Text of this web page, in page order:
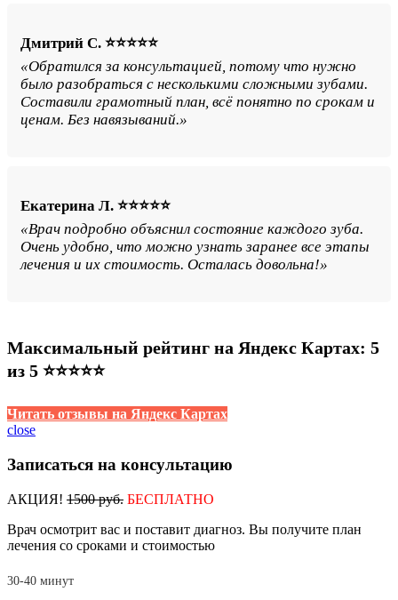
Дмитрий С. ⭐⭐⭐⭐⭐
«Обратился за консультацией, потому что нужно
было разобраться с несколькими сложными зубами.
Составили грамотный план, всё понятно по срокам и
ценам. Без навязываний.»
Екатерина Л. ⭐⭐⭐⭐⭐
«Врач подробно объяснил состояние каждого зуба.
Очень удобно, что можно узнать заранее все этапы
лечения и их стоимость. Осталась довольна!»
Максимальный рейтинг на Яндекс Картах: 5
из 5 ⭐⭐⭐⭐⭐
Читать отзывы на Яндекс Картах
close
Записаться на консультацию
АКЦИЯ! 1500 руб. БЕСПЛАТНО
Врач осмотрит вас и поставит диагноз. Вы получите план
лечения со сроками и стоимостью
30-40 минут